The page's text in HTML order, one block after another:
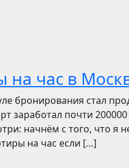
на час в
бронирования стал
заработал почти
начнём с того, что я
на час если […]